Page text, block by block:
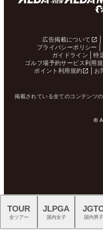
広告掲載について
プライバシーポリシー
ガイドライン
特
ゴルフ場予約サービス利用
ポイント利用規約
お
掲載されている全てのコンテンツ
©
TOUR
全ツアー
JLPGA
国内女子 国内男子